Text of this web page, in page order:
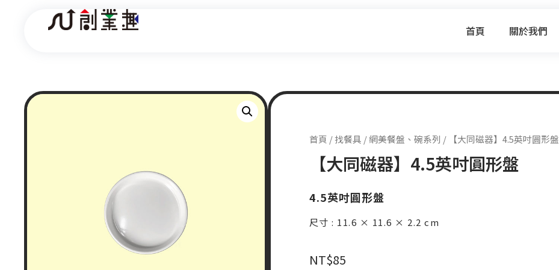
首頁 關於我們
首頁 /找餐具 /網美餐盤、碗系列 / 【大同磁器】4.5英吋圓形盤
【大同磁器】4.5英吋圓形盤
4.5英吋圓形盤
尺寸 : 11.6 × 11.6 × 2.2 cm
NT$85